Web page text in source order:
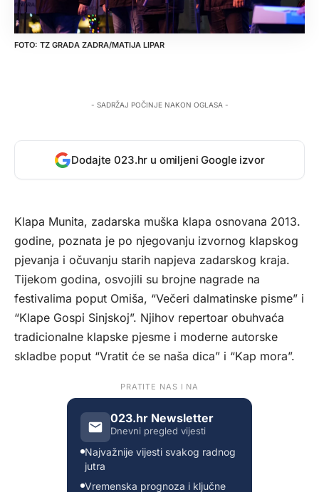
TZ GRADA ZADRA/MATIJA LIPAR
- SADRŽAJ POČINJE NAKON OGLASA -
Dodajte 023.hr u omiljeni Google izvor
Klapa Munita, zadarska muška klapa osnovana 2013.
godine, poznata je po njegovanju izvornog klapskog
pjevanja i očuvanju starih napjeva zadarskog kraja.
Tijekom godina, osvojili su brojne nagrade na
festivalima poput Omiša, “Večeri dalmatinske pisme” i
“Klape Gospi Sinjskoj”. Njihov repertoar obuhvaća
tradicionalne klapske pjesme i moderne autorske
skladbe poput “Vratit će se naša dica” i “Kap mora”.
PRATITE NAS I NA
023.hr Newsletter
Dnevni pregled vijesti
Najvažnije vijesti svakog radnog
jutra
Vremenska prognoza i ključne